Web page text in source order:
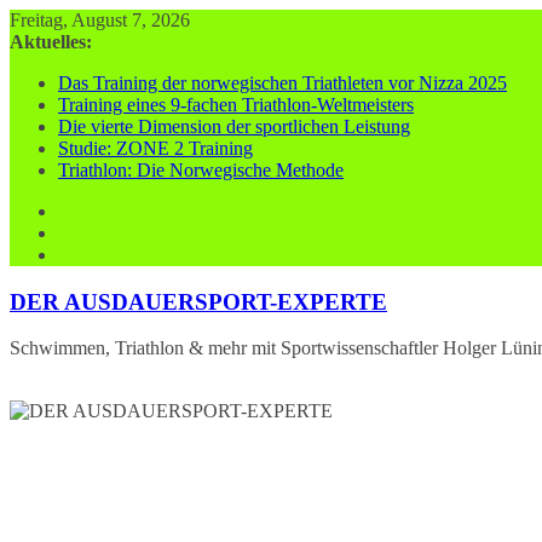
Zum
Inhalt
Freitag, August 7, 2026
Aktuelles:
Das Training der norwegischen Triathleten vor Nizza 2025
Training eines 9-fachen Triathlon-Weltmeisters
Die vierte Dimension der sportlichen Leistung
Studie: ZONE 2 Training
Triathlon: Die Norwegische Methode
DER AUSDAUERSPORT-EXPERTE
Schwimmen, Triathlon & mehr mit Sportwissenschaftler Holger